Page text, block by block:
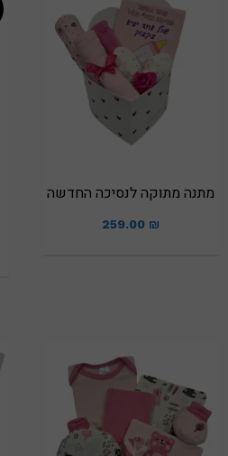
מתנה מתוקה לנסיכה החדשה
259.00 ₪